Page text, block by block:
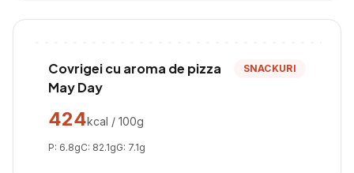
Covrigei cu aroma de pizza
May Day
SNACKURI
424kcal / 100g
P: 6.8gC: 82.1gG: 7.1g